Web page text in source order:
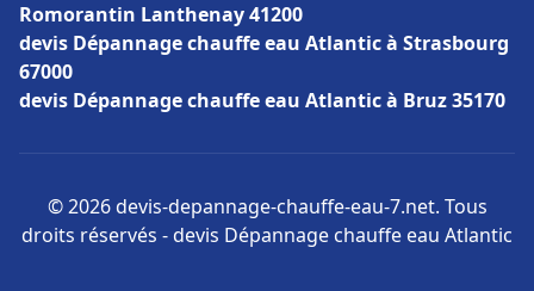
Romorantin Lanthenay 41200
devis Dépannage chauffe eau Atlantic à Strasbourg
67000
devis Dépannage chauffe eau Atlantic à Bruz 35170
© 2026 devis-depannage-chauffe-eau-7.net. Tous
droits réservés - devis Dépannage chauffe eau Atlantic